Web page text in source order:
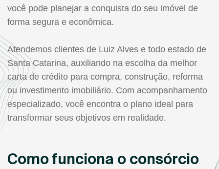
você pode planejar a conquista do seu imóvel de
forma segura e econômica.
Atendemos clientes de Luiz Alves e todo estado de
Santa Catarina, auxiliando na escolha da melhor
carta de crédito para compra, construção, reforma
ou investimento imobiliário. Com acompanhamento
especializado, você encontra o plano ideal para
transformar seus objetivos em realidade.
Como funciona o consórcio